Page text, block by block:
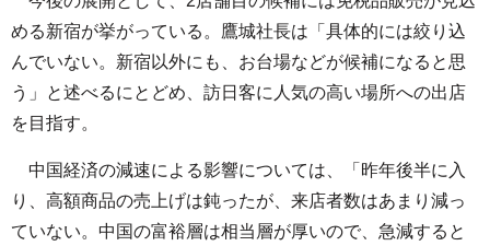
める新宿が挙がっている。鷹城社長は「具体的には絞り込
んでいない。新宿以外にも、お台場などが候補になると思
う」と述べるにとどめ、訪日客に人気の高い場所への出店
を目指す。
中国経済の減速による影響については、「昨年後半に入
り、高額商品の売上げは鈍ったが、来店者数はあまり減っ
ていない。中国の富裕層は相当層が厚いので、急減すると